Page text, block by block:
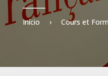
Início › Cours et